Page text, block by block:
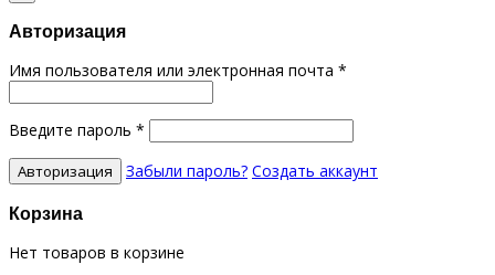
Авторизация
Имя пользователя или электронная почта *
Введите пароль *
Забыли пароль? Создать аккаунт
Корзина
Нет товаров в корзине